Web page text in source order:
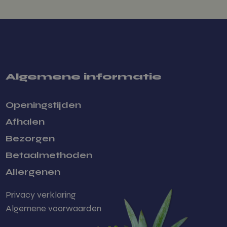
Algemene informatie
Openingstijden
Afhalen
Bezorgen
Betaalmethoden
Allergenen
Privacy verklaring
Algemene voorwaarden
te
over het eerste
tijdstempel,
effectiviteit van
en
eerste sessie
dat ze
gebruikt, en